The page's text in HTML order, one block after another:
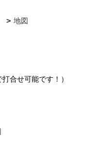
利用し、また
者に委託する
よび第三者に
地図
合せ可能です！）